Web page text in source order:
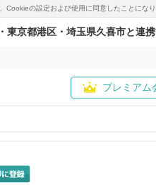
の設定および使用に同意したことにな
東京都港区・埼玉県久喜市と連
プレミアム